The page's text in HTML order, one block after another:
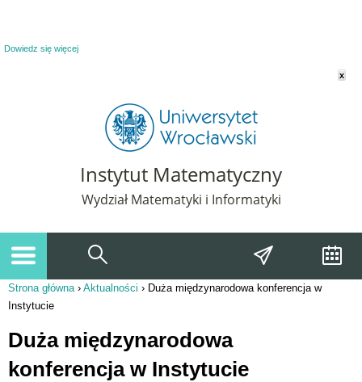
Dowiedz się więcej
x
Instytut Matematyczny
Wydział Matematyki i Informatyki
Jesteś tutaj
Strona główna› Aktualności › Duża międzynarodowa konferencja w
Instytucie
Duża międzynarodowa
konferencja w Instytucie